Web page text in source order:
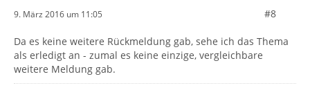
9. März 2016 um 11:05 #8
Da es keine weitere Rückmeldung gab, sehe ich das Thema
als erledigt an - zumal es keine einzige, vergleichbare
weitere Meldung gab.